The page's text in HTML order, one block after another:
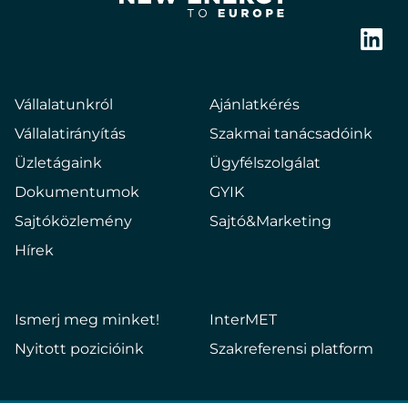
Hungary
Vállalatunkról
Vállalatirányítás
Üzletágaink
Dokumentumok
Sajtóközlemény
Hírek
Ajánlatkérés
Szakmai tanácsadóink
Ügyfélszolgálat
GYIK
Sajtó&Marketing
Ismerj meg minket!
Nyitott pozicióink
InterMET
Szakreferensi platform